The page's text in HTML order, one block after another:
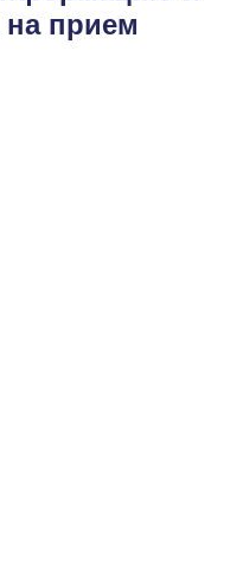
на прием